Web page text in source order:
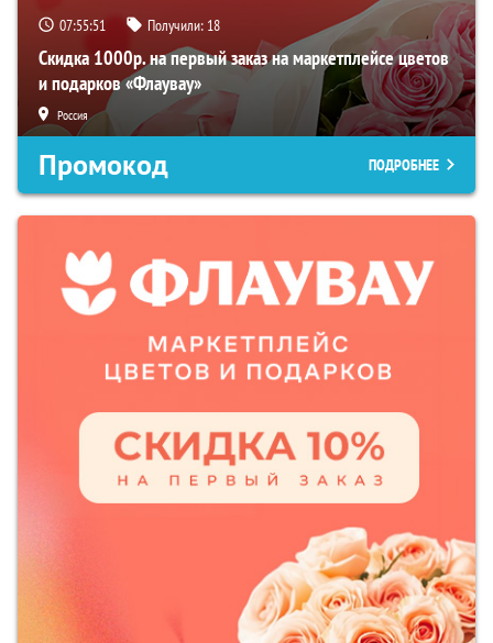
07:55:50 Получили: 18
Скидка 1000р. на первый заказ на маркетплейсе цветов
и подарков «Флаувау»
Россия
Промокод ПОДРОБНЕЕ